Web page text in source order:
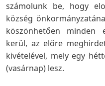
számolunk be, hogy
község
köszönhetően minden
kerül, az előre
kivételével, mely egy
(vasárnap) lesz.